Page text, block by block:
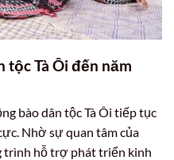
tộc Tà Ôi đến năm
bào dân tộc Tà Ôi tiếp tục
Nhờ sự quan tâm của
trình hỗ trợ phát triển kinh